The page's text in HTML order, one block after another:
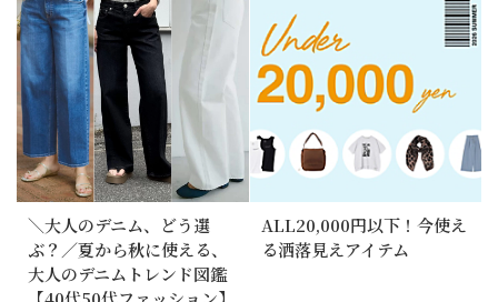
＼大人のデニム、どう選
ぶ？／夏から秋に使える、
大人のデニムトレンド図鑑
ALL20,000円以下！今使え
る洒落見えアイテム